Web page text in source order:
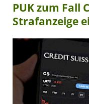
PUK zum Fall
Strafanzeige